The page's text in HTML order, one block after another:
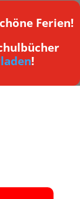
Ferien!
!